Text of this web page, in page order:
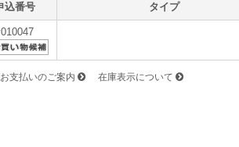
込番号 タイプ
支払いのご案内 在庫表示について